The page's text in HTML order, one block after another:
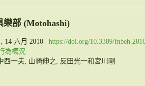
樂部 (Motohashi)
14 六月 2010 | https://doi.org/10.3389/
為概況
西一夫, 山崎伸之, 反田光一和宮川剛